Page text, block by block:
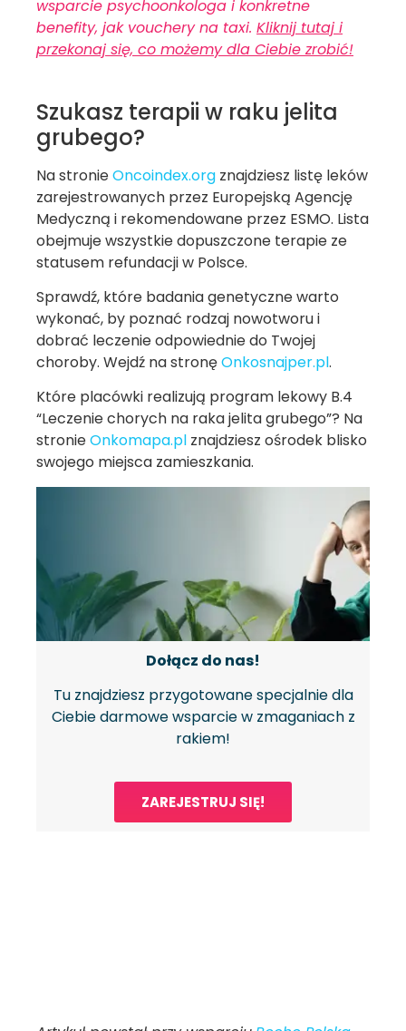
wsparcie psychoonkologa i konkretne
benefity, jak vouchery na taxi. Kliknij tutaj i
przekonaj się, co możemy dla Ciebie zrobić!
Szukasz terapii w raku jelita
grubego?
Na stronieOncoindex.org znajdziesz listę leków
zarejestrowanych przez Europejską Agencję
Medyczną i rekomendowane przez ESMO. Lista
obejmuje wszystkie dopuszczone terapie ze
statusem refundacji w Polsce.
Sprawdź, które badania genetyczne warto
wykonać, by poznać rodzaj nowotworu i
dobrać leczenie odpowiednie do Twojej
choroby. Wejdź na stronęOnkosnajper.pl.
Które placówki realizują program lekowy B.4
“Leczenie chorych na raka jelita grubego”? Na
stronieOnkomapa.pl znajdziesz ośrodek blisko
swojego miejsca zamieszkania.
Dołącz do nas!
Tu znajdziesz przygotowane specjalnie dla
Ciebie darmowe wsparcie w zmaganiach z
rakiem!
ZAREJESTRUJ SIĘ!